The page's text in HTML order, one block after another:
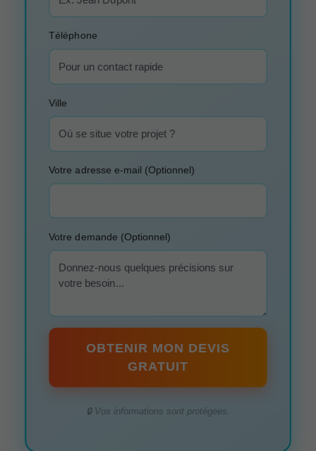
Téléphone
Ville
Votre adresse e-mail (Optionnel)
Votre demande (Optionnel)
OBTENIR MON DEVIS
GRATUIT
🔒 Vos informations sont protégées.